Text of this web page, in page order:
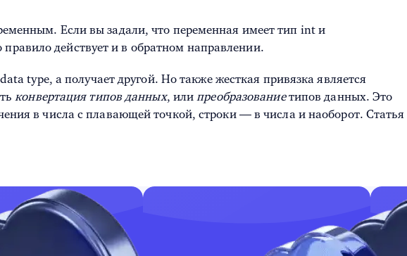
Если вы задали, что переменная имеет тип int и
действует и в обратном направлении.
type, а получает другой. Но также жесткая привязка является
конвертация типов данных, илипреобразованиетипов данных.Это
в числа с плавающей точкой, строки — в числа и наоборот. Статья